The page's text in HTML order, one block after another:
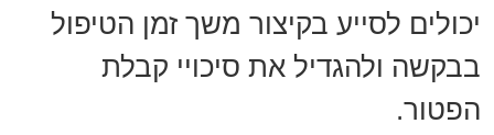
יכולים לסייע בקיצור משך זמן הטיפול
בבקשה ולהגדיל את סיכויי קבלת
הפטור.